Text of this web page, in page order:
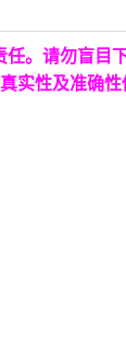
。请勿盲目
实性及准确